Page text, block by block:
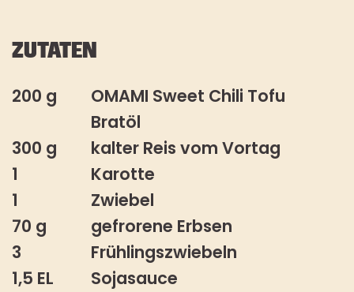
ZUTATEN
200 g
OMAMI Sweet Chili Tofu
Bratöl
300 g
kalter Reis vom Vortag
1
Karotte
1
Zwiebel
70 g
gefrorene Erbsen
3
Frühlingszwiebeln
1,5 EL
Sojasauce